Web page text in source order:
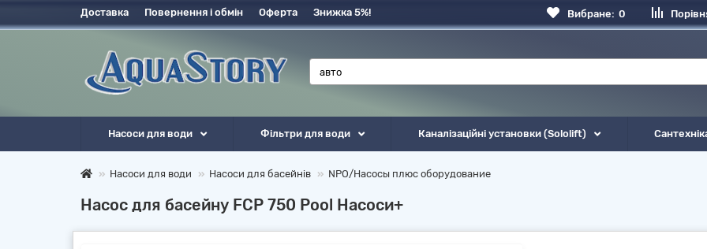
Вибране: 0
Доставка Повернення і обмін Оферта Знижка 5%!
Насоси для води Фільтри для води Каналізаційні установки (Sololift)
Насоси для води Насоси для басейнів NPO/Насосы плюс оборудование
Насос для басейну FCP 750 Pool Насоси+